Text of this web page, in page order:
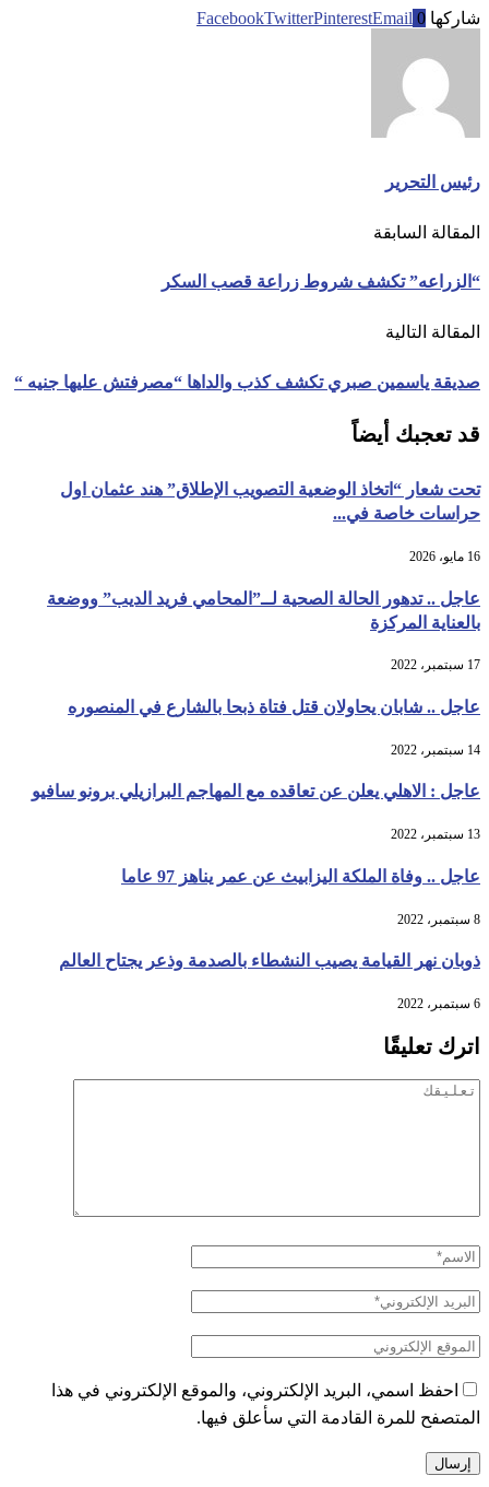
شاركها 0
FacebookTwitterPinterestEmail
رئيس التحرير
المقالة السابقة
“الزراعه” تكشف شروط زراعة قصب السكر
المقالة التالية
صديقة ياسمين صبري تكشف كذب والداها “مصرفتش عليها جنيه “
قد تعجبك أيضاً
تحت شعار “اتخاذ الوضعية التصويب الإطلاق” هند عثمان اول
حراسات خاصة في...
16 مايو، 2026
عاجل .. تدهور الحالة الصحية لــ”المحامي فريد الديب” ووضعة
بالعناية المركزة
17 سبتمبر، 2022
عاجل .. شابان يحاولان قتل فتاة ذبحا بالشارع في المنصوره
14 سبتمبر، 2022
عاجل : الاهلي يعلن عن تعاقده مع المهاجم البرازيلي برونو سافيو
13 سبتمبر، 2022
عاجل .. وفاة الملكة اليزابيث عن عمر يناهز 97 عاما
8 سبتمبر، 2022
ذوبان نهر القيامة يصيب النشطاء بالصدمة وذعر يجتاح العالم
6 سبتمبر، 2022
اترك تعليقًا
احفظ اسمي، البريد الإلكتروني، والموقع الإلكتروني في هذا
المتصفح للمرة القادمة التي سأعلق فيها.